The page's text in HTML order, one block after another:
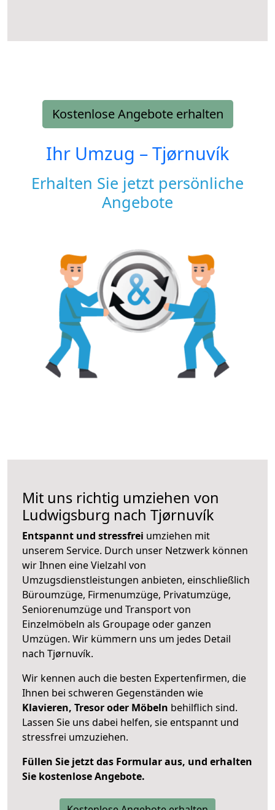
Kostenlose Angebote erhalten
Ihr Umzug –Tjørnuvík
Erhalten Sie jetzt persönliche
Angebote
Mit uns richtig umziehen von
Ludwigsburg nach Tjørnuvík
Entspannt und stressfrei umziehen mit
unserem Service. Durch unser Netzwerk können
wir Ihnen eine Vielzahl von
Umzugsdienstleistungen anbieten, einschließlich
Büroumzüge, Firmenumzüge, Privatumzüge,
Seniorenumzüge und Transport von
Einzelmöbeln als Groupage oder ganzen
Umzügen. Wir kümmern uns um jedes Detail
nach Tjørnuvík.
Wir kennen auch die besten Expertenfirmen, die
Ihnen bei schweren Gegenständen wie
Klavieren, Tresor oder Möbeln behilflich sind.
Lassen Sie uns dabei helfen, sie entspannt und
stressfrei umzuziehen.
Füllen Sie jetzt das Formular aus, und erhalten
Sie kostenlose Angebote.